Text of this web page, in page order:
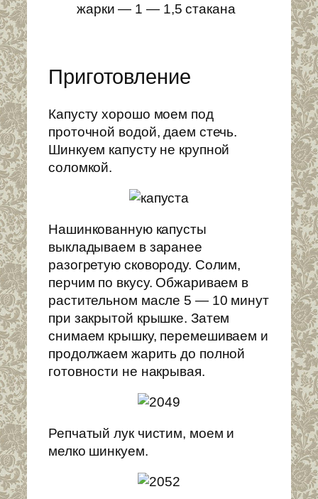
жарки — 1 — 1,5 стакана
Приготовление
Капусту хорошо моем под
проточной водой, даем стечь.
Шинкуем капусту не крупной
соломкой.
Нашинкованную капусты
выкладываем в заранее
разогретую сковороду. Солим,
перчим по вкусу. Обжариваем в
растительном масле 5 — 10 минут
при закрытой крышке. Затем
снимаем крышку, перемешиваем и
продолжаем жарить до полной
готовности не накрывая.
Репчатый лук чистим, моем и
мелко шинкуем.